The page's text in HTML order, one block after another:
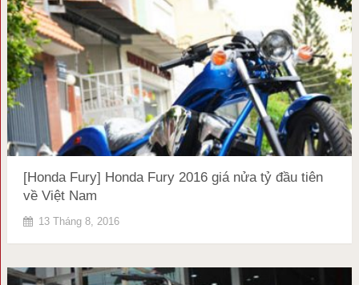
[Honda Fury] Honda Fury 2016 giá nửa tỷ đầu tiên
về Việt Nam
13 Tháng 8, 2016